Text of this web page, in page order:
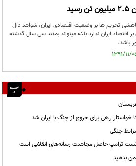
کاهشی تحریم ها بر وضعیت اقتصادی ایران، شواهد دال
اقتصاد ایران ندارد بلکه میتواند بمانند سی سال گذشته
باشد.
راهی برای خروج از جنگ با ایران شد
جنگی
ترامپ حاصل مجاهدت رسانه‌های انقلابی است
بدهید